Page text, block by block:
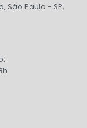
São Paulo - SP,